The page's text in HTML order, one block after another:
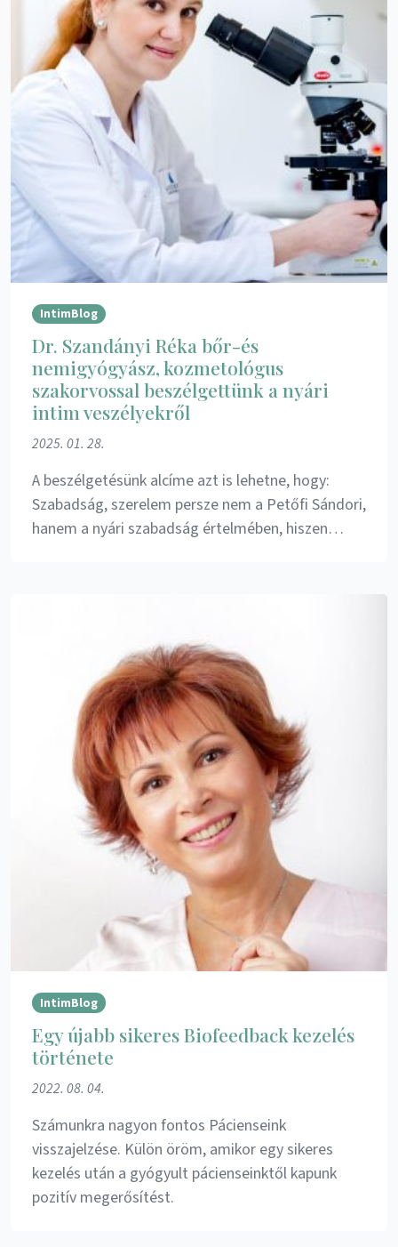
IntimBlog
Dr. Szandányi Réka bőr-és
nemigyógyász, kozmetológus
szakorvossal beszélgettünk a nyári
intim veszélyekről
2025. 01. 28.
A beszélgetésünk alcíme azt is lehetne, hogy:
Szabadság, szerelem persze nem a Petőfi Sándori,
hanem a nyári szabadság értelmében, hiszen…
IntimBlog
Egy újabb sikeres Biofeedback kezelés
története
2022. 08. 04.
Számunkra nagyon fontos Pácienseink
visszajelzése. Külön öröm, amikor egy sikeres
kezelés után a gyógyult pácienseinktől kapunk
pozitív megerősítést.